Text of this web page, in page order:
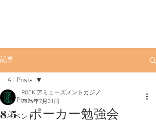
記事
All Posts
イベント
All Posts
8/5 ポーカー勉強会
ROCK アミューズメントカジノ
2024年7月31日